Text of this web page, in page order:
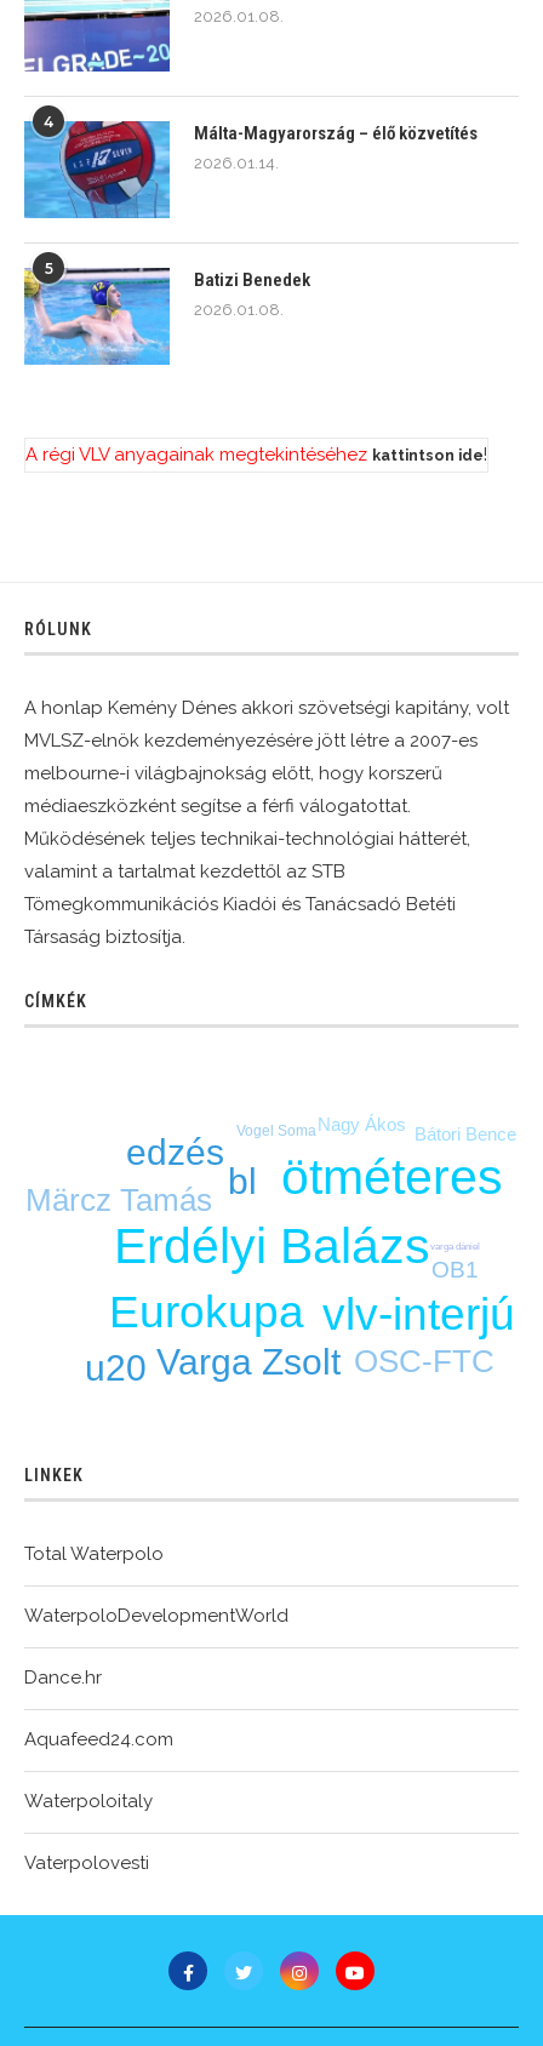
2026.01.08.
4
Málta-Magyarország – élő közvetítés
2026.01.14.
5
Batizi Benedek
2026.01.08.
A régi VLV anyagainak megtekintéséhez kattintson ide!
RÓLUNK
A honlap Kemény Dénes akkori szövetségi kapitány, volt
MVLSZ-elnök kezdeményezésére jött létre a 2007-es
melbourne-i világbajnokság előtt, hogy korszerű
médiaeszközként segítse a férfi válogatottat.
Működésének teljes technikai-technológiai hátterét,
valamint a tartalmat kezdettől az STB
Tömegkommunikációs Kiadói és Tanácsadó Betéti
Társaság biztosítja.
CÍMKÉK
Erdélyi Balázs
ötméteres
Eurokupa vlv-interjú
bl
edzés
u20 Varga Zsolt
Märcz Tamás
OSC-FTC
OB1
Bátori Bence
Nagy Ákos
Vogel Soma
varga dániel
LINKEK
Total Waterpolo
WaterpoloDevelopmentWorld
Dance.hr
Aquafeed24.com
Waterpoloitaly
Vaterpolovesti